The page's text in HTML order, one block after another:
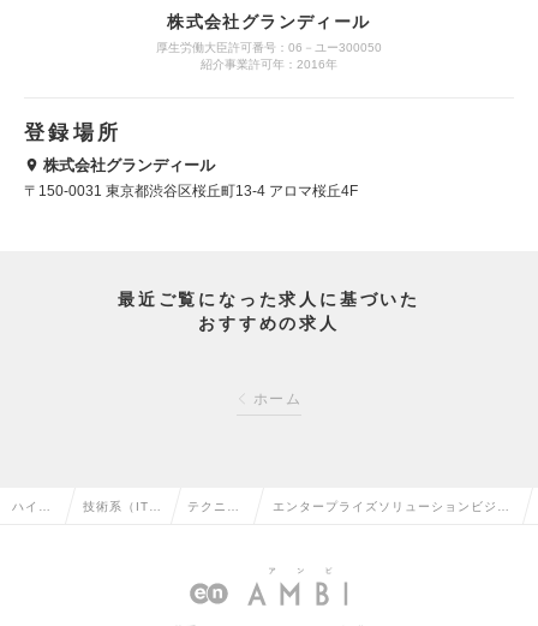
株式会社グランディール
厚生労働大臣許可番号：06－ユー300050
紹介事業許可年：2016年
登録場所
株式会社グランディール
〒150-0031 東京都渋谷区桜丘町13-4 アロマ桜丘4F
最近ご覧になった求人に基づいた
おすすめの求人
ホーム
ハイク 技術系（IT・ テクニカ
トの転職
エンタープライズソリューションビジネ
ジ ニア／Mgrクラスの求人情報